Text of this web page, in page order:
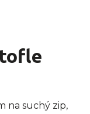
na suchý zip,